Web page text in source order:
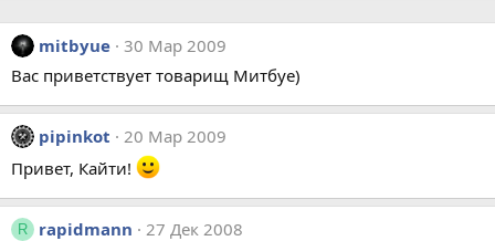
mitbyue 30 Мар 2009
Вас приветствует товарищ Митбуе)
pipinkot
20 Мар 2009
Привет, Кайти!
R rapidmann
27 Дек 2008